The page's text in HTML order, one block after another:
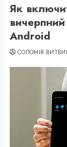
Як
Android
СОЛОМІЯ